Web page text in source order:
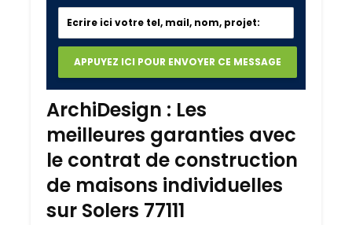
ArchiDesign : Les
meilleures garanties avec
le contrat de construction
de maisons individuelles
sur Solers 77111